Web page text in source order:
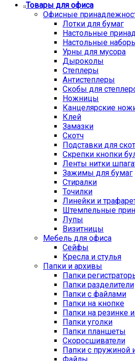
Товары для офиса
Офисные
Лотки для бумаг
Настольные
Настольные
Урны для мусора
Дыроколы
Степлеры
Антистеплеры
Скобы для
Ножницы
Канцелярские
Клей
Замазки
Скотч
Подставки для
Скрепки кнопки
Ленты нитки
Зажимы для бумаг
Стиралки
Точилки
Линейки и
Штемпельные
Лупы
Визитницы
Мебель для офиса
Сейфы
Кресла и стулья
Папки и архивы
Папки
Папки разделители
Папки с файлами
Папки на кнопке
Папки на резинке
Папки уголки
Папки планшеты
Скоросшиватели
Папки с пружиной